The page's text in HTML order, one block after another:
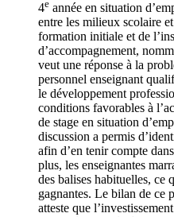
4e année en situation
entre les milieux scolaire
formation initiale et de
d’accompagnement,
veut une réponse à la
personnel enseignant
le développement
conditions favorables à
de stage en situation
discussion a permis
afin d’en tenir compte
plus, les enseignantes
des balises habituelles, ce
gagnantes. Le bilan de ce
atteste que